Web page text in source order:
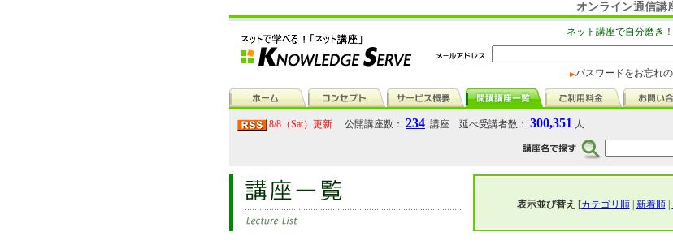
オンライン通信講
ネット講座で自分磨き
パスワードをお忘れ
8/8（Sat）更新 公開講座数： 234 講座 延べ受講者数： 300,351 人
表示並び替え [カテゴリ順| 新着順|